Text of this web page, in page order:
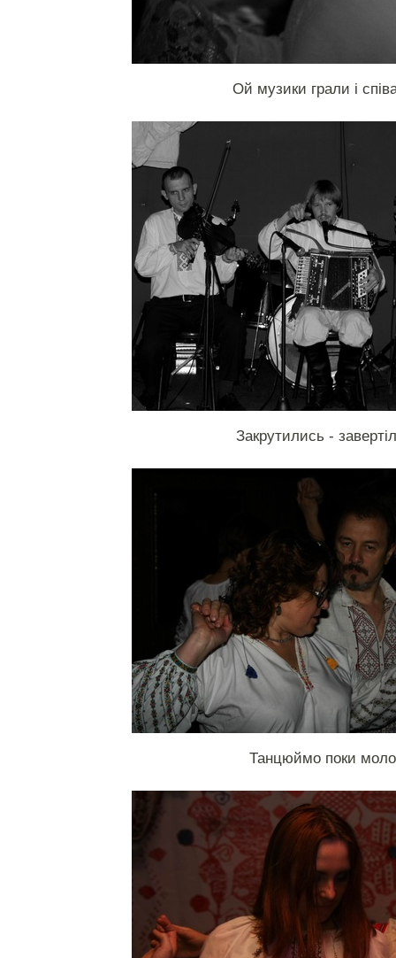
Ой музики грали і
Закрутились -
Танцюймо поки